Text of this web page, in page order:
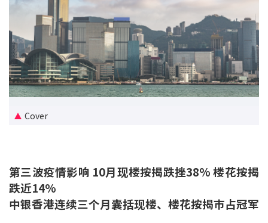
私人贷款
优惠礼遇
新盘优越按揭优惠
中原按揭标签优惠
按揭工具
按揭计算
Cover
第三波疫情影响 10月现楼按揭跌挫38% 楼花按揭
跌近14%
中银香港连续三个月囊括现楼、楼花按揭巿占冠军